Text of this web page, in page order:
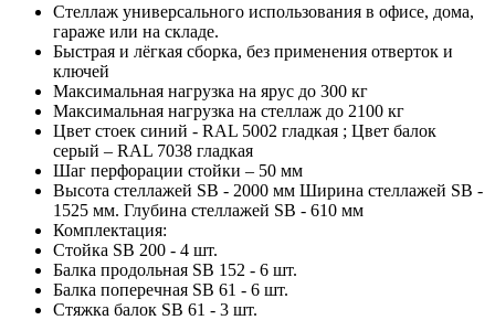
Стеллаж универсального использования в офисе, дома,
гараже или на складе.
Быстрая и лёгкая сборка, без применения отверток и
ключей
Максимальная нагрузка на ярус до 300 кг
Максимальная нагрузка на стеллаж до 2100 кг
Цвет стоек синий - RAL 5002 гладкая ; Цвет балок
серый – RAL 7038 гладкая
Шаг перфорации стойки – 50 мм
Высота стеллажей SB - 2000 мм Ширина стеллажей SB -
1525 мм. Глубина стеллажей SB - 610 мм
Комплектация:
Стойка SB 200 - 4 шт.
Балка продольная SB 152 - 6 шт.
Балка поперечная SB 61 - 6 шт.
Стяжка балок SB 61 - 3 шт.